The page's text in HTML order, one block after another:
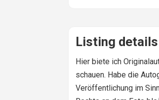
Listing details
Hier biete ich
schauen. Habe die
Veröffentlichung im